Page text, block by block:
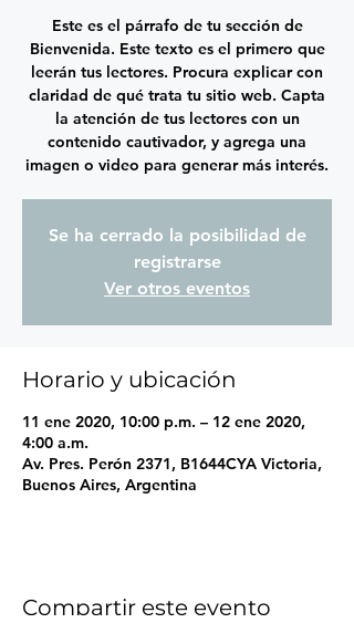
Este es el párrafo de tu sección de
Bienvenida. Este texto es el primero que
leerán tus lectores. Procura explicar con
claridad de qué trata tu sitio web. Capta
la atención de tus lectores con un
contenido cautivador, y agrega una
imagen o video para generar más interés.
Se ha cerrado la posibilidad de
registrarse
Ver otros eventos
Horario y ubicación
11 ene 2020, 10:00 p.m. – 12 ene 2020,
4:00 a.m.
Av. Pres. Perón 2371, B1644CYA Victoria,
Buenos Aires, Argentina
Compartir este evento